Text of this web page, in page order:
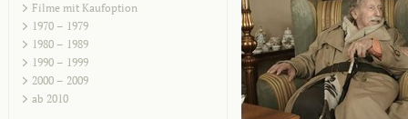
Filme mit Kaufoption
1970 – 1979
1980 – 1989
1990 – 1999
2000 – 2009
ab 2010